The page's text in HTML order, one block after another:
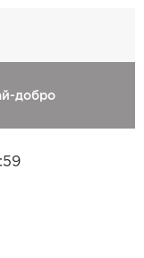
добро